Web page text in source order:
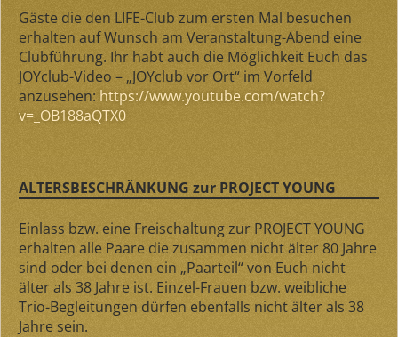
Gäste die den LIFE-Club zum ersten Mal besuchen
erhalten auf Wunsch am Veranstaltung-Abend eine
Clubführung. Ihr habt auch die Möglichkeit Euch das
JOYclub-Video – „JOYclub vor Ort“ im Vorfeld
anzusehen: https://www.youtube.com/watch?
v=_OB188aQTX0
ALTERSBESCHRÄNKUNG zur PROJECT YOUNG
Einlass bzw. eine Freischaltung zur PROJECT YOUNG
erhalten alle Paare die zusammen nicht älter 80 Jahre
sind oder bei denen ein „Paarteil“ von Euch nicht
älter als 38 Jahre ist. Einzel-Frauen bzw. weibliche
Trio-Begleitungen dürfen ebenfalls nicht älter als 38
Jahre sein.